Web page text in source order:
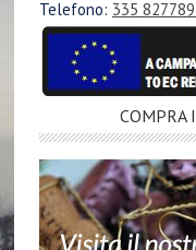
Telefono: 335
COMPRA